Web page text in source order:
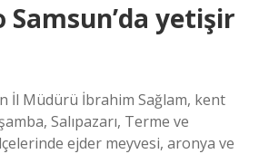
Samsun’da yetişir
İl Müdürü İbrahim Sağlam, kent
Salıpazarı, Terme ve
ejder meyvesi, aronya ve